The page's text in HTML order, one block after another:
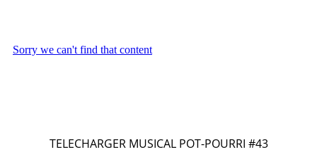
TELECHARGER MUSICAL POT-POURRI #43